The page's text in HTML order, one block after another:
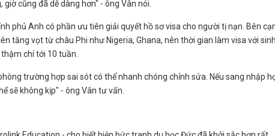
cũng đã dễ dàng hơn" - ông Vân nói.
phủ Anh có phần ưu tiên giải quyết hồ sơ visa cho người tị nạn. Bên
tăng vọt từ châu Phi như Nigeria, Ghana, nên thời gian làm visa với sinh
chí tới 10 tuần.
trường hợp sai sót có thể nhanh chóng chỉnh sửa. Nếu sang nhập
sẽ không kịp" - ông Vân tư vấn.